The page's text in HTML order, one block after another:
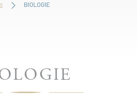
BIOLOGIE